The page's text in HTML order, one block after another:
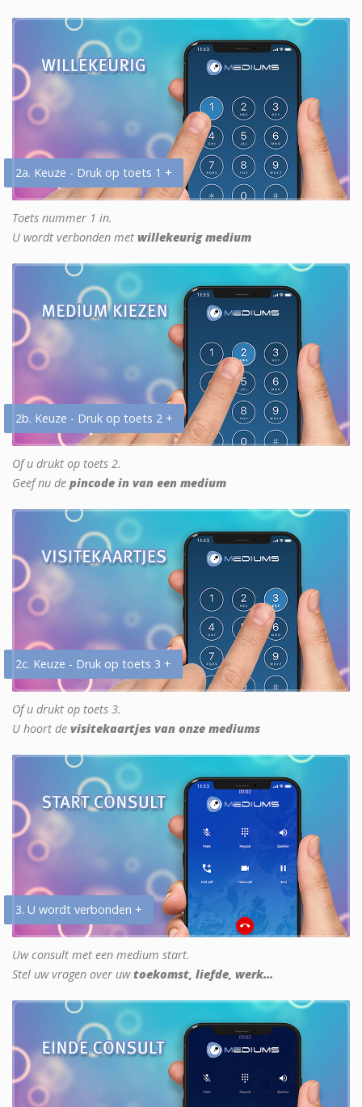
2a. Keuze - Druk op toets 1 +
Toets nummer 1 in.
U wordt verbonden met willekeurig medium
2b. Keuze - Druk op toets 2 +
Of u drukt op toets 2.
Geef nu de pincode in van een medium
2c. Keuze - Druk op toets 3 +
Of u drukt op toets 3.
U hoort de visitekaartjes van onze mediums
3. U wordt verbonden +
Uw consult met een medium start.
Stel uw vragen over uwtoekomst, liefde, werk...